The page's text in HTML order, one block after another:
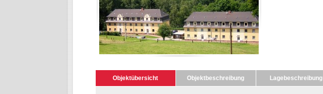
Objektübersicht Objektbeschreibung Lagebeschreibung